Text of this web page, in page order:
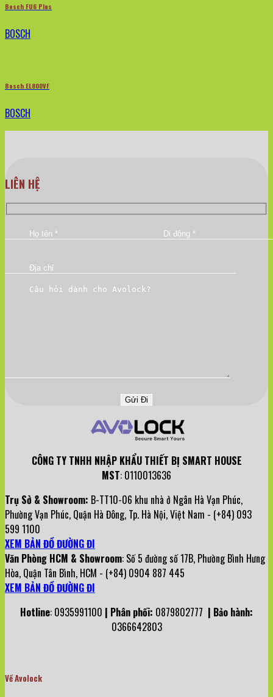
Bosch FU6 Plus
BOSCH
Bosch EL800VF
BOSCH
LIÊN HỆ
CÔNG TY TNHH NHẬP KHẨU THIẾT BỊ SMART HOUSE
MST: 0110013636
Trụ Sở & Showroom: B-TT10-06 khu nhà ở Ngân Hà Vạn Phúc,
Phường Vạn Phúc, Quận Hà Đông, Tp. Hà Nội, Việt Nam - (+84) 093
599 1100
XEM BẢN ĐỒ ĐƯỜNG ĐI
Văn Phòng HCM & Showroom: Số 5 đường số 17B, Phường Bình Hưng
Hòa, Quận Tân Bình, HCM - (+84) 0904 887 445
XEM BẢN ĐỒ ĐƯỜNG ĐI
Hotline: 0935991100 | Phân phối: 0879802777 | Bảo hành:
0366642803
Về Avolock